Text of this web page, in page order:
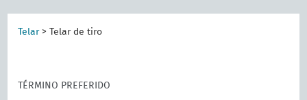
Telar> Telar de tiro
TÉRMINO PREFERIDO